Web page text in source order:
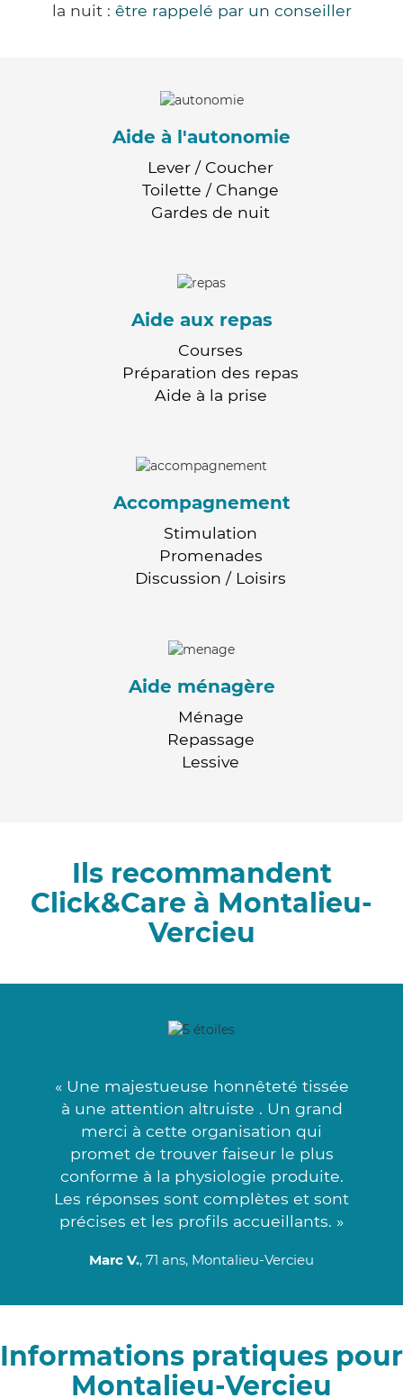
la nuit : être rappelé par un conseiller
Aide à l'autonomie
Lever / Coucher
Toilette / Change
Gardes de nuit
Aide aux repas
Courses
Préparation des repas
Aide à la prise
Accompagnement
Stimulation
Promenades
Discussion / Loisirs
Aide ménagère
Ménage
Repassage
Lessive
Ils recommandent
Click&Care à Montalieu-
Vercieu
« Une majestueuse honnêteté tissée
à une attention altruiste . Un grand
merci à cette organisation qui
promet de trouver faiseur le plus
conforme à la physiologie produite.
Les réponses sont complètes et sont
précises et les profils accueillants. »
Marc V., 71 ans, Montalieu-Vercieu
Informations pratiques pour
Montalieu-Vercieu